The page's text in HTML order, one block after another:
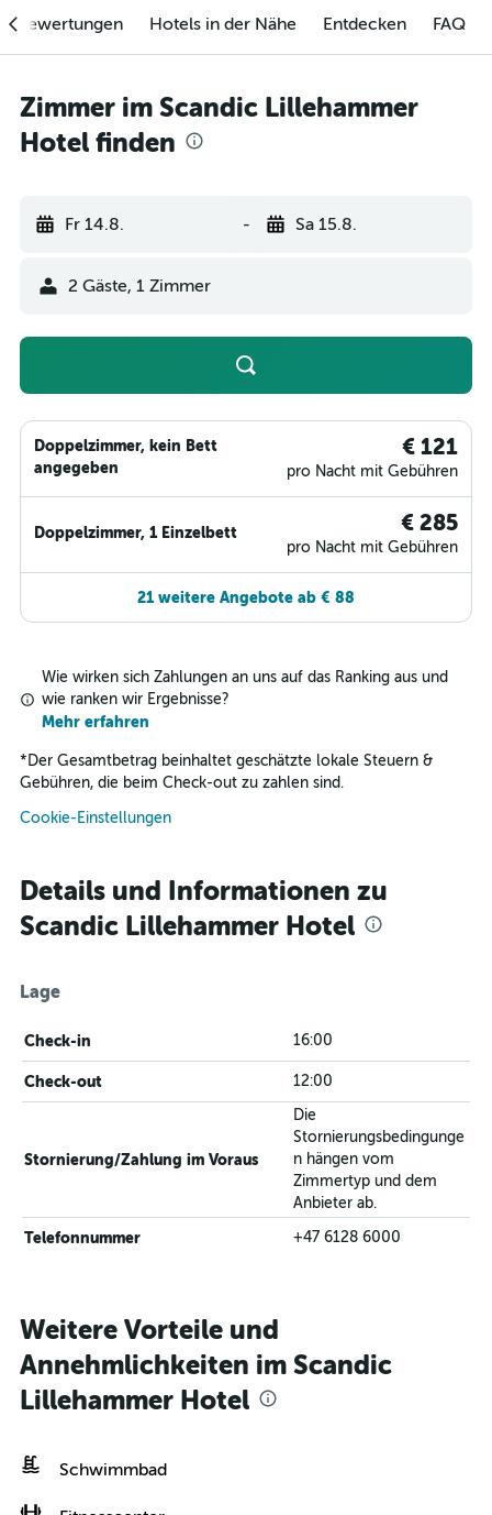
Hotels in der Nähe Entdecken FAQ
Zimmer im Scandic Lillehammer
Hotel finden
Fr 14.8. - Sa 15.8.
2 Gäste, 1 Zimmer
Doppelzimmer, kein Bett
angegeben
€ 121
pro Nacht mit Gebühren
Doppelzimmer, 1 Einzelbett € 285
pro Nacht mit Gebühren
21 weitere Angebote ab € 88
Wie wirken sich Zahlungen an uns auf das Ranking aus und
wie ranken wir Ergebnisse?
Mehr erfahren
* Der Gesamtbetrag beinhaltet geschätzte lokale Steuern &
Gebühren, die beim Check-out zu zahlen sind.
Cookie-Einstellungen
Details und Informationen zu
Scandic Lillehammer Hotel
Lage
Check-in 16:00
Check-out 12:00
Stornierung/Zahlung im Voraus
Die
Stornierungsbedingunge
n hängen vom
Zimmertyp und dem
Anbieter ab.
Telefonnummer +47 6128 6000
Weitere Vorteile und
Annehmlichkeiten im Scandic
Lillehammer Hotel
Schwimmbad